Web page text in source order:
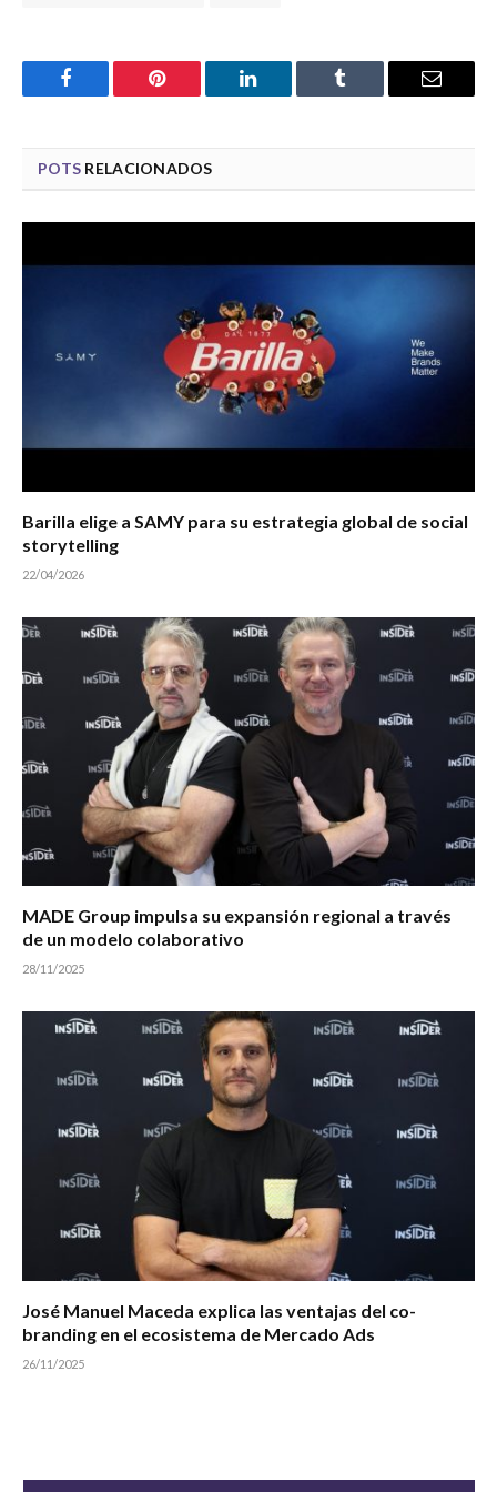
Facebook Pinterest LinkedIn Tumblr Email
POTS RELACIONADOS
Barilla elige a SAMY para su estrategia global de social
storytelling
22/04/2026
MADE Group impulsa su expansión regional a través
de un modelo colaborativo
28/11/2025
José Manuel Maceda explica las ventajas del co-
branding en el ecosistema de Mercado Ads
26/11/2025